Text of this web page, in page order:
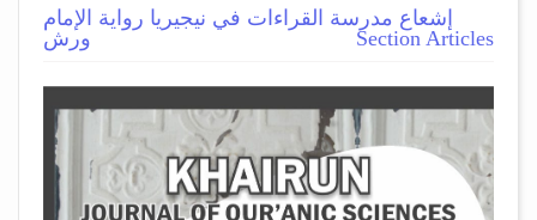
إشعاع مدرسة القراءات في نيجيريا رواية الإمام
ورش
Section Articles